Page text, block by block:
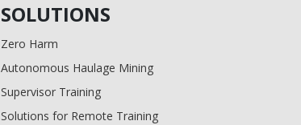
SOLUTIONS
Zero Harm
Autonomous Haulage Mining
Supervisor Training
Solutions for Remote Training